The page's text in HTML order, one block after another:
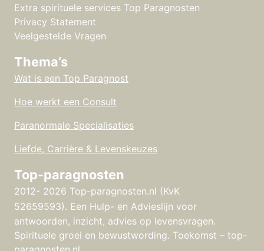
Extra spirituele services Top Paragnosten
Privacy Statement
Veelgestelde Vragen
Thema’s
Wat is een Top Paragnost
Hoe werkt een Consult
Paranormale Specialisaties
Liefde, Carrière & Levenskeuzes
Top-paragnosten
2012- 2026 Top-paragnosten.nl (KvK
52659593). Een Hulp- en Advieslijn voor
antwoorden, inzicht, advies op levensvragen.
Spirituele groei en bewustwording. Toekomst – top-